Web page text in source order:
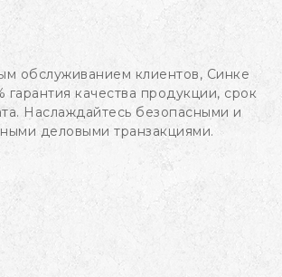
обслуживанием клиентов, Синке
качества продукции, срок
Наслаждайтесь безопасными и
деловыми транзакциями.